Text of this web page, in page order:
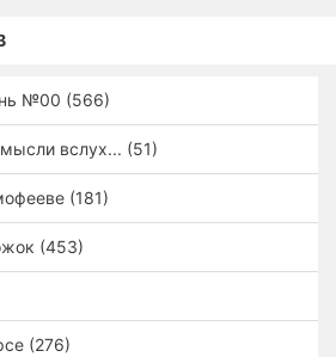
№00 (566)
вслух... (51)
(181)
(453)
(276)